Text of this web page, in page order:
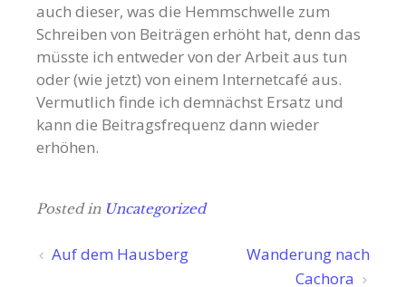
auch dieser, was die Hemmschwelle zum
Schreiben von Beiträgen erhöht hat, denn das
müsste ich entweder von der Arbeit aus tun
oder (wie jetzt) von einem Internetcafé aus.
Vermutlich finde ich demnächst Ersatz und
kann die Beitragsfrequenz dann wieder
erhöhen.
Posted in Uncategorized
Beitragsnavigation
Auf dem Hausberg
Wanderung nach
Cachora